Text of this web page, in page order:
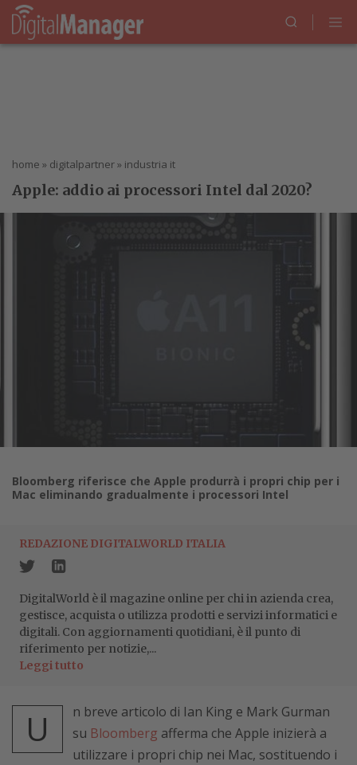
home » digitalpartner» industria it
Apple: addio ai processori Intel dal 2020?
Bloomberg riferisce che Apple produrrà i propri chip per i
Mac eliminando gradualmente i processori Intel
REDAZIONE DIGITALWORLD ITALIA
DigitalWorld è il magazine online per chi in azienda crea,
gestisce, acquista o utilizza prodotti e servizi informatici e
digitali. Con aggiornamenti quotidiani, è il punto di
riferimento per notizie,...
Leggi tutto
U
n breve articolo di Ian King e Mark Gurman
su Bloomberg afferma che Apple inizierà a
utilizzare i propri chip nei Mac, sostituendo i